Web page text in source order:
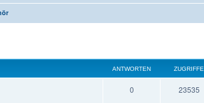
ANTWORTEN ZUGRIFFE
0A
23535Z